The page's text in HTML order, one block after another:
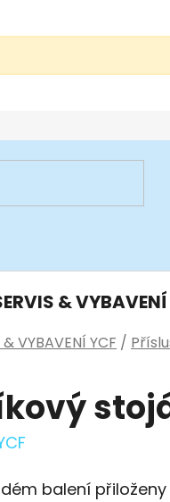
&
& VYBAVENÍ YCF /
balení